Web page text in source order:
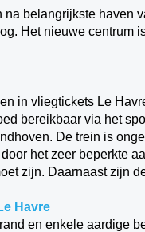
belangrijkste haven
Het nieuwe centrum
in vliegtickets Le
bereikbaar via het
De trein is
het zeer beperkte
zijn. Daarnaast zijn
Havre
en enkele aardige